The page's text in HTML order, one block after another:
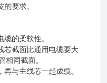
要求。
的柔软性。
芯截面比通用电缆要大
相同截面。
与主线芯一起成缆。